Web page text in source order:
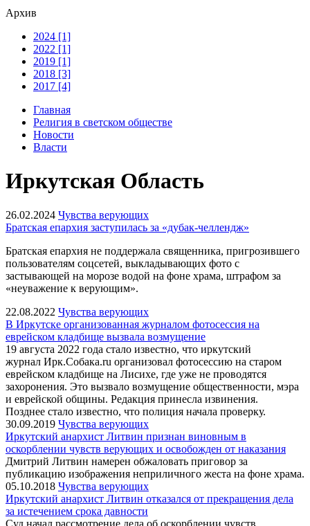
Архив
2024 [1]
2022 [1]
2019 [1]
2018 [3]
2017 [4]
Главная
Религия в светском обществе
Новости
Власти
Иркутская Область
26.02.2024 Чувства верующих
Братская епархия заступилась за «дубак-челлендж»
Братская епархия не поддержала священника, пригрозившего
пользователям соцсетей, выкладывающих фото с
застывающей на морозе водой на фоне храма, штрафом за
«неуважение к верующим».
22.08.2022 Чувства верующих
В Иркутске организованная журналом фотосессия на
еврейском кладбище вызвала возмущение
19 августа 2022 года стало известно, что иркутский
журнал Ирк.Собака.ru организовал фотосессию на старом
еврейском кладбище на Лисихе, где уже не проводятся
захоронения. Это вызвало возмущение общественности, мэра
и еврейской общины. Редакция принесла извинения.
Позднее стало известно, что полиция начала проверку.
30.09.2019 Чувства верующих
Иркутский анархист Литвин признан виновным в
оскорблении чувств верующих и освобожден от наказания
Дмитрий Литвин намерен обжаловать приговор за
публикацию изображения неприличного жеста на фоне храма.
05.10.2018 Чувства верующих
Иркутский анархист Литвин отказался от прекращения дела
за истечением срока давности
Суд начал рассмотрение дела об оскорблении чувств